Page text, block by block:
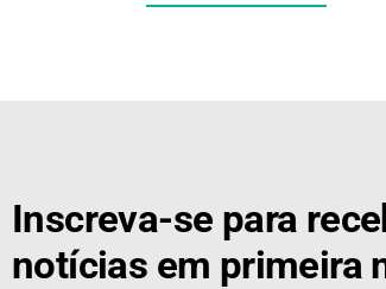
Inscreva-se para
notícias em primeira